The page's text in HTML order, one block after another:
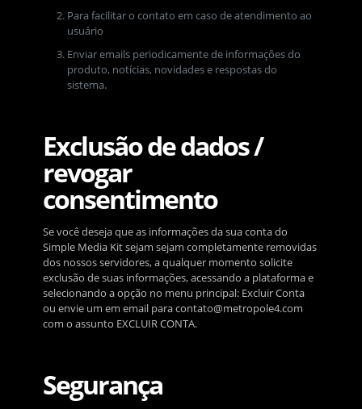
Para facilitar o contato em caso de atendimento ao
usuário
Enviar emails periodicamente de informações do
produto, notícias, novidades e respostas do
sistema.
Exclusão de dados /
revogar
consentimento
Se você deseja que as informações da sua conta do
Simple Media Kit sejam sejam completamente removidas
dos nossos servidores, a qualquer momento solicite
exclusão de suas informações, acessando a plataforma e
selecionando a opção no menu principal: Excluir Conta
ou envie um em email paracontato@metropole4.com
com o assunto EXCLUIR CONTA.
Segurança